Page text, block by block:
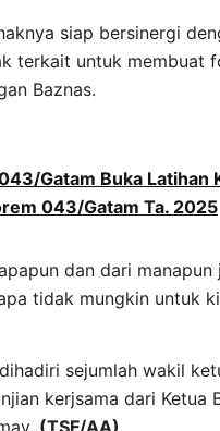
siap bersinergi
terkait untuk membuat
Baznas.
Gatam Buka Latihan
043/Gatam Ta. 2025
dan dari
tidak mungkin untuk
sejumlah wakil
kerjsama dari Ketua
(TSF/AA)